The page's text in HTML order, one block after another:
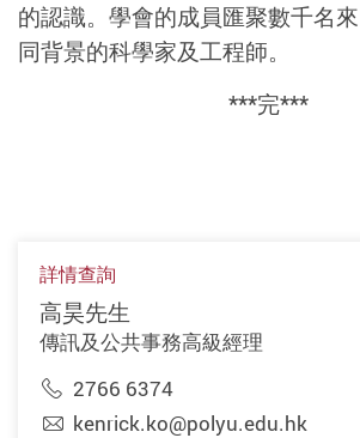
的認識。學會的成員匯聚數千名
同背景的科學家及工程師。
***完***
詳情查詢
高昊先生
傳訊及公共事務高級經理
2766 6374
kenrick.ko@polyu.edu.hk